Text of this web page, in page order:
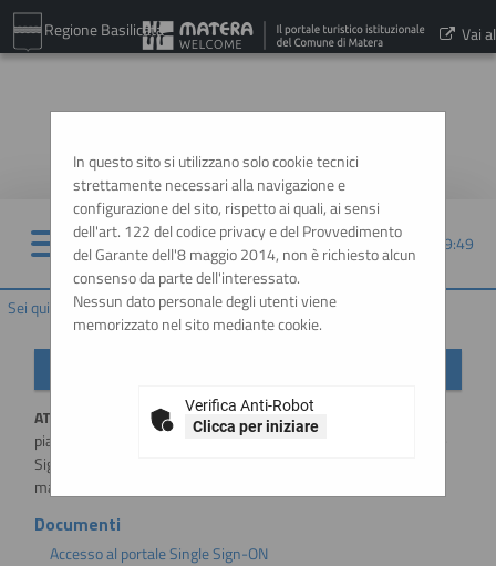
Regione Basilicata Vai al
07/08/2026 09:49
Sei qui: Home
In questo sito si utilizzano solo cookie tecnici
strettamente necessari alla navigazione e
configurazione del sito, rispetto ai quali, ai sensi
dell'art. 122 del codice privacy e del Provvedimento
del Garante dell'8 maggio 2014, non è richiesto alcun
consenso da parte dell'interessato.
Nessun dato personale degli utenti viene
memorizzato nel sito mediante cookie.
Verifica Anti-Robot
Clicca per iniziare
ATTENZIONE: a partire dal1 Luglio 2026l'accesso alla
piattaforma sarà possibile esclusivamente tramite SSO (Single-
Sign ON), utilizzando un'identità digitale SPID / CIE / EIDAS. Per
maggiori informazioni si rimanda al manuale qui disponibile.
Documenti
Accesso al portale Single Sign-ON